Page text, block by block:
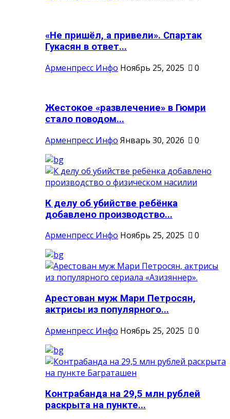
«Не пришёл, а привели». Спартак
Гукасян в ответ...
Арменпресс Инфо Ноябрь 25, 2025 0
Жестокое «развлечение» в Гюмри
стало поводом...
Арменпресс Инфо Январь 30, 2026 0
К делу об убийстве ребёнка
добавлено производство...
Арменпресс Инфо Ноябрь 25, 2025 0
Арестован муж Мари Петросян,
актрисы из популярного...
Арменпресс Инфо Ноябрь 25, 2025 0
Контрабанда на 29,5 млн рублей
раскрыта на пункте...